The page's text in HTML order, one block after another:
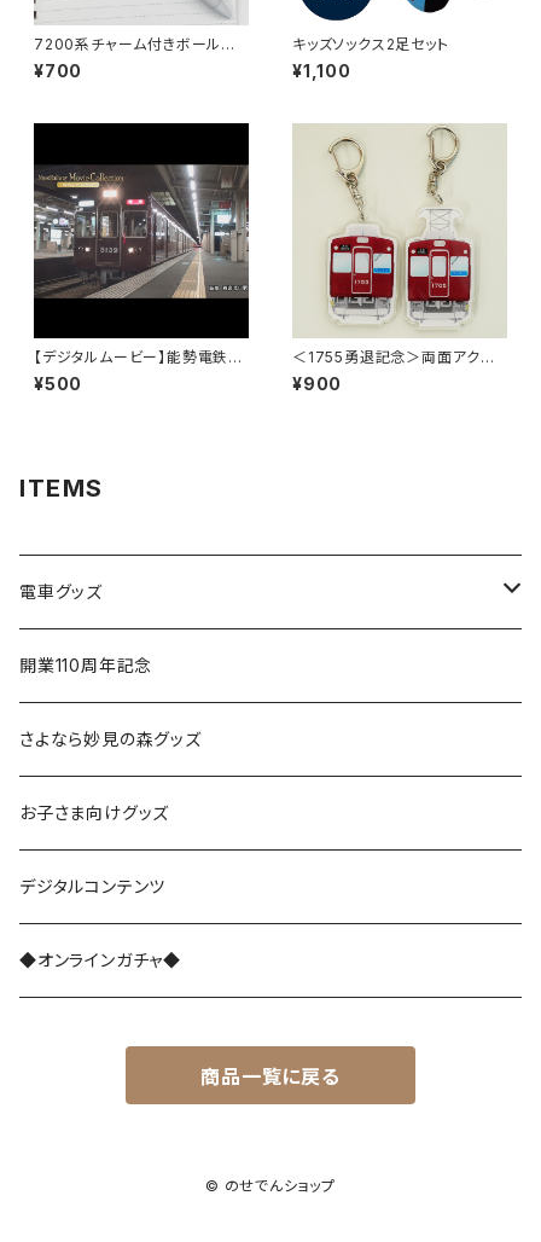
7200系チャーム付きボールペ
ン
¥700
キッズソックス2足セット
¥1,100
【デジタルムービー】能勢電鉄51
00系 誕生までの記録
¥500
＜1755勇退記念＞両面アクリ
ルキーホルダー（1755+2062／
1705+2013）
¥900
ITEMS
電車グッズ
鉄道模型（Nゲージ）
さよなら復刻塗装車両
能勢1700系
レジェンド1757
さよなら1755
能勢3100系
能勢5100系
能勢7200系（ラッピング列車）
開業110周年記念
さよなら妙見の森グッズ
お子さま向けグッズ
デジタルコンテンツ
◆オンラインガチャ◆
商品一覧に戻る
© のせでんショップ